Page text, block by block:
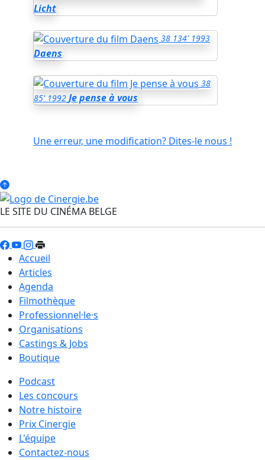
Licht
38 134' 1993
Daens
38
85' 1992 Je pense à vous
Une erreur, une modification? Dites-le nous !
LE SITE DU CINÉMA BELGE
Accueil
Articles
Agenda
Filmothèque
Professionnel·le·s
Organisations
Castings & Jobs
Boutique
Podcast
Les concours
Notre histoire
Prix Cinergie
L'équipe
Contactez-nous